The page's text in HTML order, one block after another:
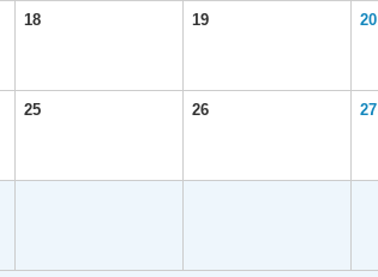
18 19 20
25 26 27